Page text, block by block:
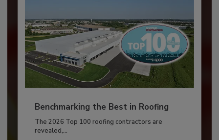
Benchmarking the Best in Roofing
The 2026 Top 100 roofing contractors are
revealed,...